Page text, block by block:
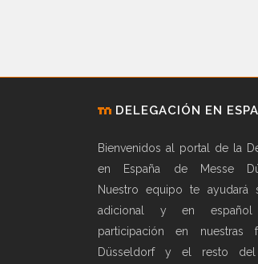
DELEGACIÓN EN
Bienvenidos al portal de la
en España de Messe
Nuestro equipo te ayudará
adicional y en
participación en nuestras
Düsseldorf y el resto del